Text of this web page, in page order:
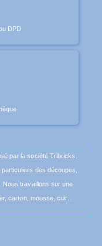
DPD
par la société Tribricks.
des découpes,
Nous travaillons sur une
carton, mousse, cuir...